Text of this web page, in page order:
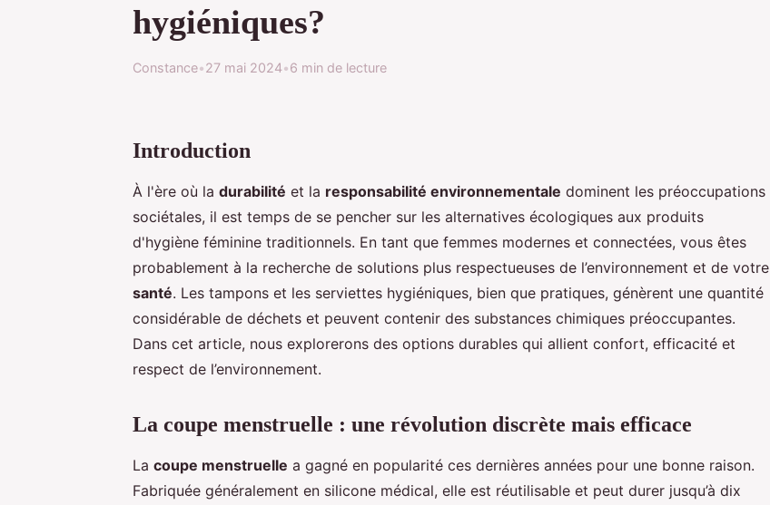
hygiéniques?
Constance•27 mai 2024•6 min de lecture
Introduction
À l'ère où la durabilité et la responsabilité environnementale dominent les préoccupations
sociétales, il est temps de se pencher sur les alternatives écologiques aux produits
d'hygiène féminine traditionnels. En tant que femmes modernes et connectées, vous êtes
probablement à la recherche de solutions plus respectueuses de l’environnement et de votre
santé. Les tampons et les serviettes hygiéniques, bien que pratiques, génèrent une quantité
considérable de déchets et peuvent contenir des substances chimiques préoccupantes.
Dans cet article, nous explorerons des options durables qui allient confort, efficacité et
respect de l’environnement.
La coupe menstruelle : une révolution discrète mais efficace
La coupe menstruelle a gagné en popularité ces dernières années pour une bonne raison.
Fabriquée généralement en silicone médical, elle est réutilisable et peut durer jusqu’à dix